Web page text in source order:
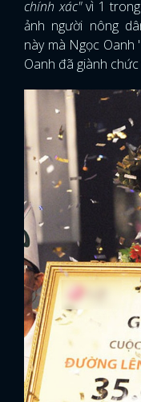
chính xác"vì 1 trong
ảnh người nông
này mà Ngọc Oanh
Oanh đã giành